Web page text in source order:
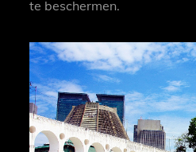
te beschermen.